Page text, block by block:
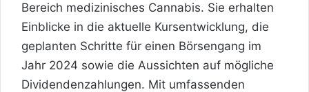
Bereich medizinisches Cannabis. Sie erhalten
Einblicke in die aktuelle Kursentwicklung, die
geplanten Schritte für einen Börsengang im
Jahr 2024 sowie die Aussichten auf mögliche
Dividendenzahlungen. Mit umfassenden